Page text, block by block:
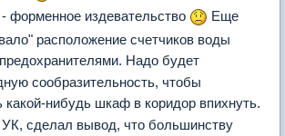
форменное издевательство
Еще
расположение счетчиков воды
Надо будет
сообразительность, чтобы
какой-нибудь шкаф в коридор впихнуть.
сделал вывод, что большинству